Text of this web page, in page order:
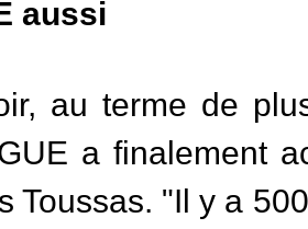
aussi
au terme de
a finalement
Toussas. "Il y a